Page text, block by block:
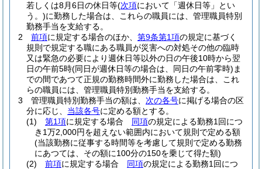
若しくは8月6日の休日等(次項において「週休日等」とい
う。)に勤務した場合は、これらの職員には、管理職員特別
勤務手当を支給する。
2
前項に規定する場合のほか、 第9条第1項の規定に基づく
規則で規定する職にある職員が災害への対処その他の臨時
又は緊急の必要により週休日等以外の日の午後10時から翌
日の午前5時(同日が週休日等の場合は、同日の午前零時) ま
での間であつて正規の勤務時間外に勤務した場合は、これ
らの職員には、管理職員特別勤務手当を支給する。
3
管理職員特別勤務手当の額は、 次の各号に掲げる場合の区
分に応じ、 当該各号に定める額とする。
(1)
第1項に規定する場合 同項の規定による勤務1回につ
き1万2,000円を超えない範囲内において規則で定める額
(当該勤務に従事する時間等を考慮して規則で定める勤務
にあつては、その額に100分の150を乗じて得た額)
(2)
前項に規定する場合 同項の規定による勤務1回につ